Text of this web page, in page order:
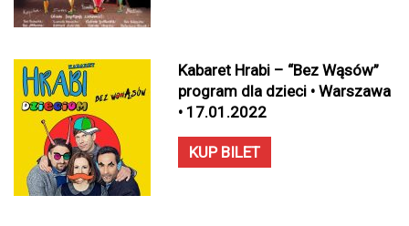
Kabaret Hrabi – “Bez Wąsów”
program dla dzieci • Warszawa
• 17.01.2022
KUP BILET